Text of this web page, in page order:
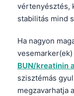
vértenyésztés,
stabilitás mind
Ha nagyon
BUN/kreatinin
szisztémás
megzavarhatja
Lietuvių
Polski
한국어
Shqip
বাংলা